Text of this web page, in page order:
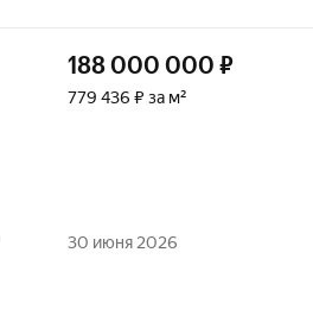
188 000 000 ₽
779 436 ₽ за м²
30 июня 2026